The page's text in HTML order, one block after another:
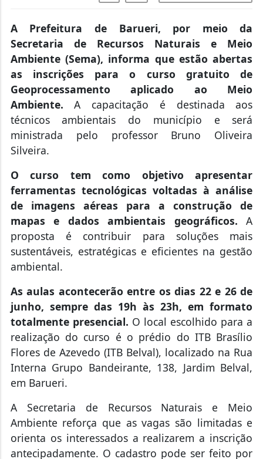
A Prefeitura de Barueri, por meio da
Secretaria de Recursos Naturais e Meio
Ambiente (Sema), informa que estão abertas
as inscrições para o curso gratuito de
Geoprocessamento aplicado ao Meio
Ambiente. A capacitação é destinada aos
técnicos ambientais do município e será
ministrada pelo professor Bruno Oliveira
Silveira.
O curso tem como objetivo apresentar
ferramentas tecnológicas voltadas à análise
de imagens aéreas para a construção de
mapas e dados ambientais geográficos. A
proposta é contribuir para soluções mais
sustentáveis, estratégicas e eficientes na gestão
ambiental.
As aulas acontecerão entre os dias 22 e 26 de
junho, sempre das 19h às 23h, em formato
totalmente presencial. O local escolhido para a
realização do curso é o prédio do ITB Brasílio
Flores de Azevedo (ITB Belval), localizado na Rua
Interna Grupo Bandeirante, 138, Jardim Belval,
em Barueri.
A Secretaria de Recursos Naturais e Meio
Ambiente reforça que as vagas são limitadas e
orienta os interessados a realizarem a inscrição
antecipadamente. O cadastro pode ser feito por